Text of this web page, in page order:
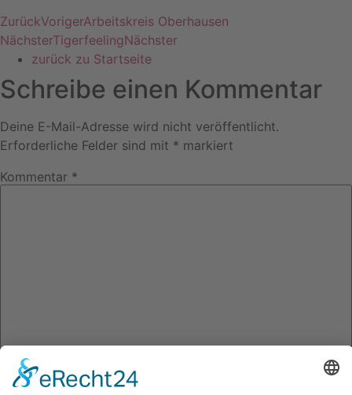
ZurückVorigerArbeitskreis Oberhausen
NächsterTigerfeelingNächster
zurück zu Startseite
Schreibe einen Kommentar
Deine E-Mail-Adresse wird nicht veröffentlicht.
Erforderliche Felder sind mit * markiert
Kommentar *
Name*